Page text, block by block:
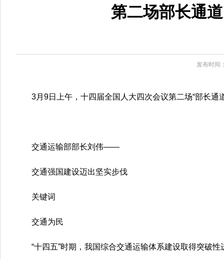
第二场部长通
发布时间
3月9日上午，十四届全国人大四次会议第二场“部长
交通运输部部长刘伟——
交通强国建设迈出坚实步伐
关键词
交通为民
“十四五”时期，我国综合交通运输体系建设取得突破